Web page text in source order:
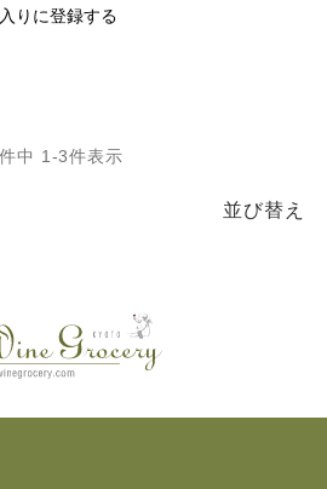
りに登録する
並び替え
件中 1 -3件表示